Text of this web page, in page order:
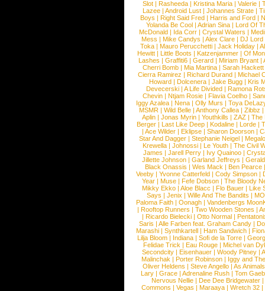
Slot | Rasheeda | Kristina Maria | Valerie |
Lazee | Android Lust | Johannes Strate |
Boys | Right Said Fred | Harris and Ford |
Yolanda Be Cool |Adrian Sina |Lord Of
McDonald | Ida Corr |Crystal Waters |
Mess | Mike Candys | Alex Clare | DJ Lord
Toka | Mauro Perucchetti | Jack Holiday |
Hewitt |Little Boots |Katzenjammer |Of
Lashes |Graffiti6 |Gerard |Miriam Bryant |
Cherri Bomb | Mia Martina | Sarah Hackett
Cierra Ramirez | Richard Durand | Michael
Howard |Dolcenera |Jake Bugg |Kris
Devecerski |A Life Divided |Ramona
Chevin |Ntjam Rosie |Flavia Coelho |
Iggy Azalea | Nena | Olly Murs | Toya
MSMR |Wild Belle |Anthony Callea |Zibbz
Aplin | Jonas Myrin | Youthkills | ZAZ | The
Berger |Last Like Deep |Kodaline |Lorde |
|Ace Wilder |Eklipse |Sharon Doorson |
Star And Dagger | Stephanie Neigel |
Krewella | Johnossi | Le Youth | The Civil
James | Jarell Perry | Ivy Quainoo |
Jillette Johnson | Garland Jeffreys |
Black Onassis | Wes Mack | Ben Pearce
Veeby | Yvonne Catterfeld | Cody Simpson |
Year |Muse |Fefe Dobson |The Bloody
Mikky Ekko | Aloe Blacc | Flo Bauer | Like
Says | Jenix | Wille And The Bandits | MO
Paloma Faith |Oonagh |Vandenbergs
|Rooftop Runners |Two Wooden Stones |
| Ricardo Bielecki | Otto Normal |
Saris | Alle Farben feat. Graham Candy |
Marashi | Synthkartell | Ham Sandwich |
Lilja Bloom | Indiana | Sofi de la Torre |
Felidae Trick | Eau Rouge | Michel van
Secondcity |Eisenhauer |Woody Pitney |
Malinchak |Porter Robinson | Iggy and
Oliver Heldens |Steve Angello |As Animals
Lary | Grace | Adrenaline Rush | Tom
Nervous Nellie | Dee Dee Bridgewater |
Commons |Vegas |Maraaya |Wretch 32 |